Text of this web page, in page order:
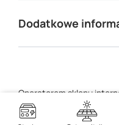
Dodatkowe
Operatorem sklepu
https://
BŁĘDOWSKI SPÓŁKA Z